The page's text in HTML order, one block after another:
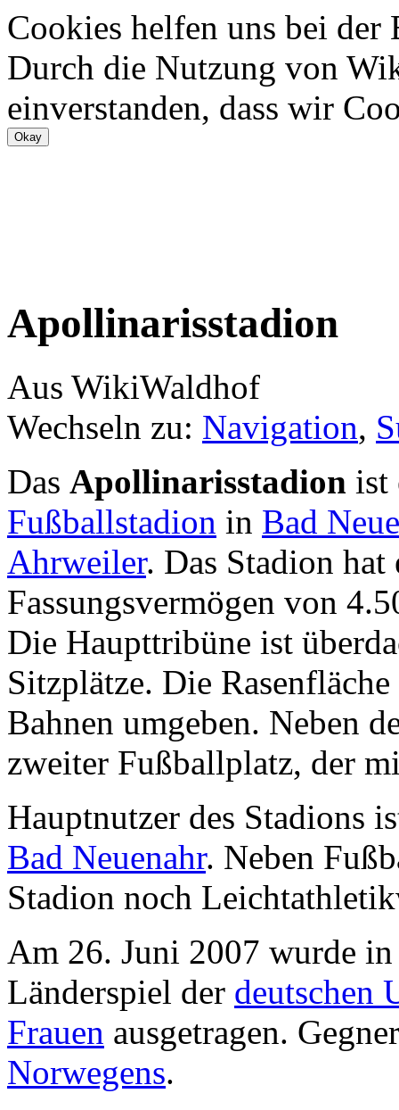
Cookies helfen uns bei
Durch die Nutzung von
einverstanden, dass wir
Apollinarisstadion
Aus WikiWaldhof
Wechseln zu: Navigation,
Das Apollinarisstadion ist
Fußballstadion in Bad
Ahrweiler. Das Stadion hat
Fassungsvermögen von
Die Haupttribüne ist
Sitzplätze. Die
Bahnen umgeben. Neben
zweiter Fußballplatz, der
Hauptnutzer des Stadions
Bad Neuenahr. Neben
Stadion noch
Am 26. Juni 2007 wurde in
Länderspiel der deutschen
Frauen ausgetragen.
Norwegens.